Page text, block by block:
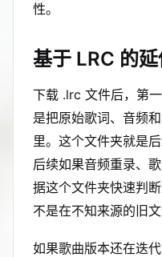
性。
基于 LRC 的
下载 .lrc 文件后，第
是把原始歌词、音频
里。这个文件夹就是
后续如果音频重录、
据这个文件夹快速判
不是在不知来源的旧文
如果歌曲版本还在迭